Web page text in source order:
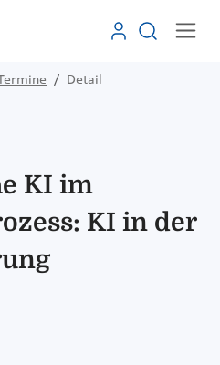
Detail
KI im
KI in der